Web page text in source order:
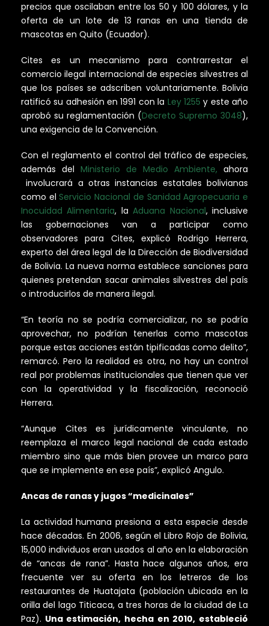
precios que oscilaban entre los 50 y 100 dólares, y la
oferta de un lote de 13 ranas en una tienda de
mascotas en Quito (Ecuador).
Cites es un mecanismo para contrarrestar el
comercio ilegal internacional de especies silvestres al
que los países se adscriben voluntariamente. Bolivia
ratificó su adhesión en 1991 con la Ley 1255 y este año
aprobó su reglamentación (Decreto Supremo 3048),
una exigencia de la Convención.
Con el reglamento el control del tráfico de especies,
además del Ministerio de Medio Ambiente, ahora
involucrará a otras instancias estatales bolivianas
como el Servicio Nacional de Sanidad Agropecuaria e
Inocuidad Alimentaria, laAduana Nacional, inclusive
las gobernaciones van a participar como
observadores para Cites, explicó Rodrigo Herrera,
experto del área legal de la Dirección de Biodiversidad
de Bolivia. La nueva norma establece sanciones para
quienes pretendan sacar animales silvestres del país
o introducirlos de manera ilegal.
“En teoría no se podría comercializar, no se podría
aprovechar, no podrían tenerlas como mascotas
porque estas acciones están tipificadas como delito”,
remarcó. Pero la realidad es otra, no hay un control
real por problemas institucionales que tienen que ver
con la operatividad y la fiscalización, reconoció
Herrera.
“Aunque Cites es jurídicamente vinculante, no
reemplaza el marco legal nacional de cada estado
miembro sino que más bien provee un marco para
que se implemente en ese país”, explicó Angulo.
Ancas de ranas y jugos “medicinales”
La actividad humana presiona a esta especie desde
hace décadas. En 2006, según el Libro Rojo de Bolivia,
15,000 individuos eran usados al año en la elaboración
de “ancas de rana”. Hasta hace algunos años, era
frecuente ver su oferta en los letreros de los
restaurantes de Huatajata (población ubicada en la
orilla del lago Titicaca, a tres horas de la ciudad de La
Paz). Una estimación, hecha en 2010, estableció